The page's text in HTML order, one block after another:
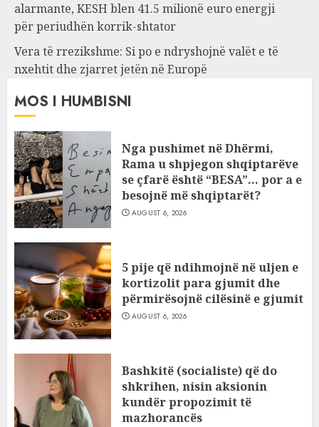
alarmante, KESH blen 41.5 milionë euro energji
për periudhën korrik-shtator
Vera të rrezikshme: Si po e ndryshojnë valët e të
nxehtit dhe zjarret jetën në Europë
MOS I HUMBISNI
Nga pushimet në Dhërmi,
Rama u shpjegon shqiptarëve
se çfarë është “BESA”… por a e
besojnë më shqiptarët?
AUGUST 6, 2026
5 pije që ndihmojnë në uljen e
kortizolit para gjumit dhe
përmirësojnë cilësinë e gjumit
AUGUST 6, 2026
Bashkitë (socialiste) që do
shkrihen, nisin aksionin
kundër propozimit të
mazhorancës